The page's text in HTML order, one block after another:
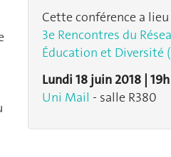
Cette conférence a
3e Rencontres du
Éducation et Diversité
Lundi 18 juin 2018 | 19h
Uni Mail - salle R380